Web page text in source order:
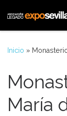
Saltar al
Inicio »
María